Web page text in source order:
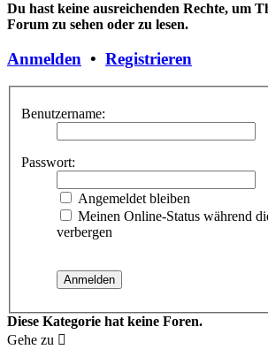
Du hast keine ausreichenden Rechte, um
Forum zu sehen oder zu lesen.
Anmelden • Registrieren
Benutzername:
Passwort:
Angemeldet bleiben
Meinen Online-Status während
verbergen
Diese Kategorie hat keine Foren.
Gehe zu